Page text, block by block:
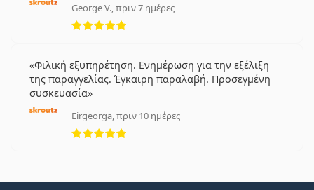
George V., πριν 7 ημέρες
5 αξιολογήσεις από 5
Φιλική εξυπηρέτηση. Ενημέρωση για την εξέλιξη
της παραγγελίας. Έγκαιρη παραλαβή. Προσεγμένη
συσκευασία
Eirgeorga, πριν 10 ημέρες
5 αξιολογήσεις από 5